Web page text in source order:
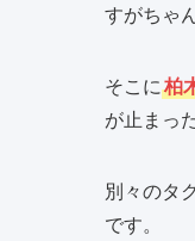
すがちゃ
そこに 柏
が止まっ
別々のタ
です。